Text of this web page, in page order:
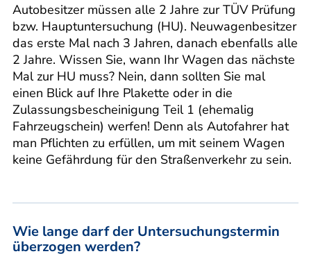
Autobesitzer müssen alle 2 Jahre zur TÜV Prüfung
bzw. Hauptuntersuchung (HU). Neuwagenbesitzer
das erste Mal nach 3 Jahren, danach ebenfalls alle
2 Jahre. Wissen Sie, wann Ihr Wagen das nächste
Mal zur HU muss? Nein, dann sollten Sie mal
einen Blick auf Ihre Plakette oder in die
Zulassungsbescheinigung Teil 1 (ehemalig
Fahrzeugschein) werfen! Denn als Autofahrer hat
man Pflichten zu erfüllen, um mit seinem Wagen
keine Gefährdung für den Straßenverkehr zu sein.
Wie lange darf der Untersuchungstermin
überzogen werden?